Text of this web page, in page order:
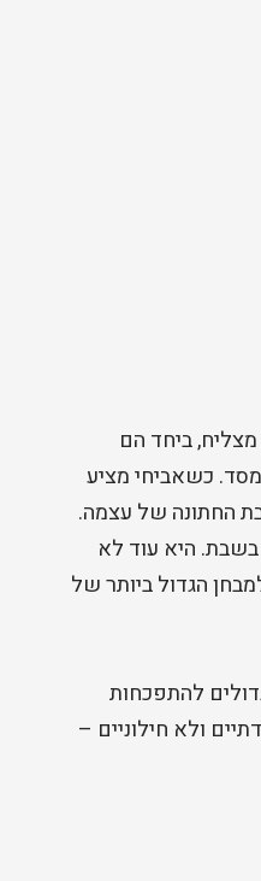
מצליח, ביחד הם
כשאביחי מציע
החתונה של עצמה.
היא עוד לא
הגדול ביותר של
להתפכחות
ולא חילוניים –